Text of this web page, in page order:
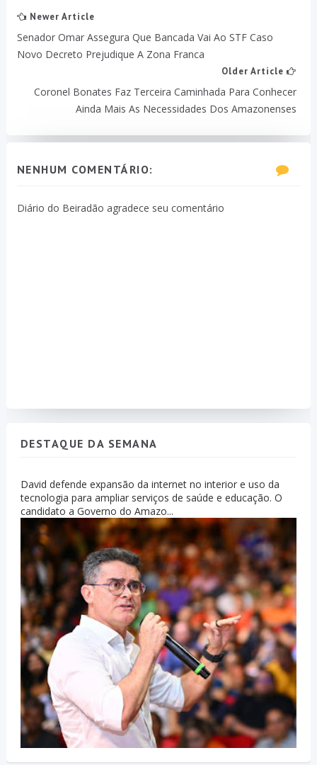
Newer Article
Senador Omar Assegura Que Bancada Vai Ao STF Caso
Novo Decreto Prejudique A Zona Franca
Older Article
Coronel Bonates Faz Terceira Caminhada Para Conhecer
Ainda Mais As Necessidades Dos Amazonenses
NENHUM COMENTÁRIO:
Diário do Beiradão agradece seu comentário
DESTAQUE DA SEMANA
David defende expansão da internet no interior e uso da
tecnologia para ampliar serviços de saúde e educação. O
candidato a Governo do Amazo...